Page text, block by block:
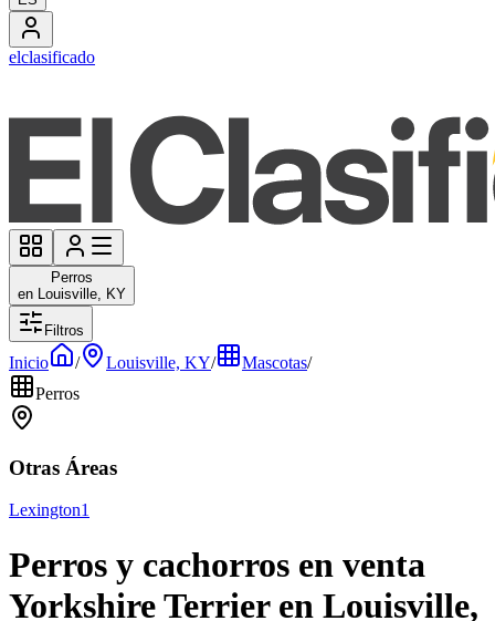
elclasificado
Perros
en Louisville, KY
Filtros
Inicio / Louisville, KY/ Mascotas/
Perros
Otras Áreas
Lexington1
Perros y cachorros en venta
Yorkshire Terrier en Louisville,